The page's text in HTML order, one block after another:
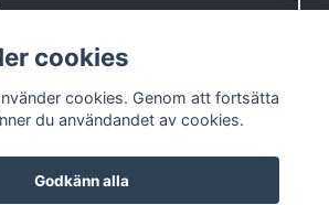
cookies
cookies. Genom att fortsätta
du användandet av cookies.
Godkänn alla